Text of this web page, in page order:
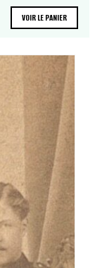
VOIR LE PANIER